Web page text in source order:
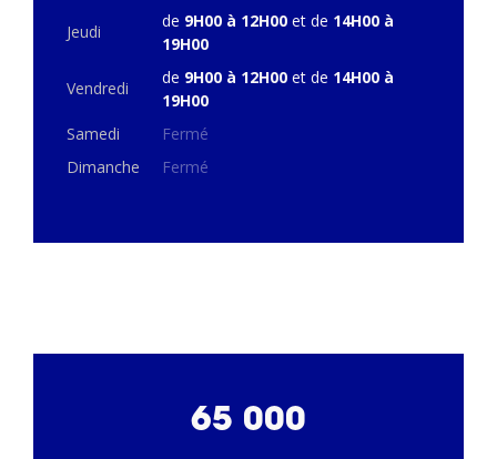
Jeudi
de 9H00 à 12H00 et de 14H00 à
19H00
Vendredi
de 9H00 à 12H00 et de 14H00 à
19H00
Samedi
Fermé
Dimanche
Fermé
65 000